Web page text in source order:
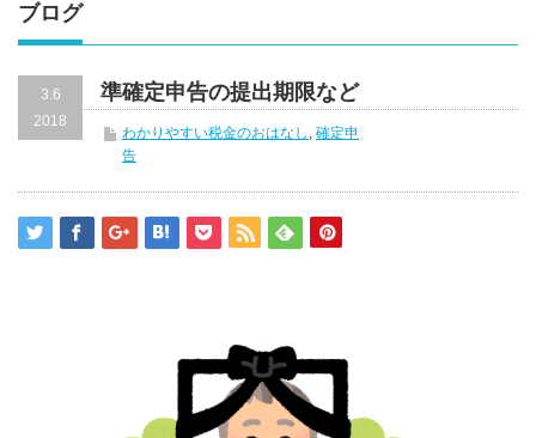
ブログ
3.6
2018
準確定申告の提出期限など
わかりやすい税金のおはなし , 確定申
告